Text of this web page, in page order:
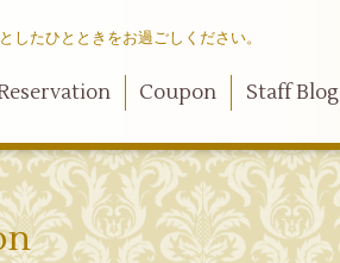
たひとときをお過ごしください。
Coupon Staff Blog